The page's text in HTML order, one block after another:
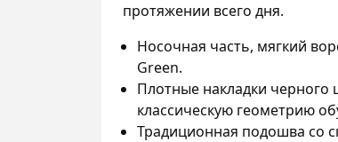
протяжении всего дня.
Носочная часть, мягкий
Green.
Плотные накладки
классическую геометрию
Традиционная подошва со